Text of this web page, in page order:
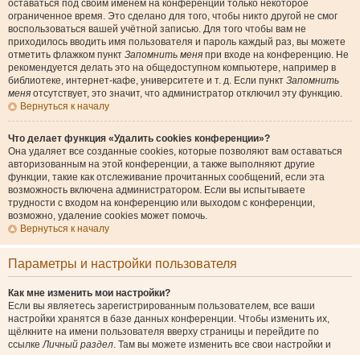
оставаться под своим именем на конференции только некоторое
ограниченное время. Это сделано для того, чтобы никто другой не смог
воспользоваться вашей учётной записью. Для того чтобы вам не
приходилось вводить имя пользователя и пароль каждый раз, вы можете
отметить флажком пункт Запомнить меня при входе на конференцию. Не
рекомендуется делать это на общедоступном компьютере, например в
библиотеке, интернет-кафе, университете и т. д. Если пункт Запомнить
меня отсутствует, это значит, что администратор отключил эту функцию.
Вернуться к началу
Что делает функция «Удалить cookies конференции»?
Она удаляет все созданные cookies, которые позволяют вам оставаться
авторизованным на этой конференции, а также выполняют другие
функции, такие как отслеживание прочитанных сообщений, если эта
возможность включена администратором. Если вы испытываете
трудности с входом на конференцию или выходом с конференции,
возможно, удаление cookies может помочь.
Вернуться к началу
Параметры и настройки пользователя
Как мне изменить мои настройки?
Если вы являетесь зарегистрированным пользователем, все ваши
настройки хранятся в базе данных конференции. Чтобы изменить их,
щёлкните на имени пользователя вверху страницы и перейдите по
ссылкеЛичный раздел. Там вы можете изменить все свои настройки и